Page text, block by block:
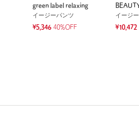
green label relaxing
イージーパンツ
¥5,346 40%OFF
イージ
¥10,472